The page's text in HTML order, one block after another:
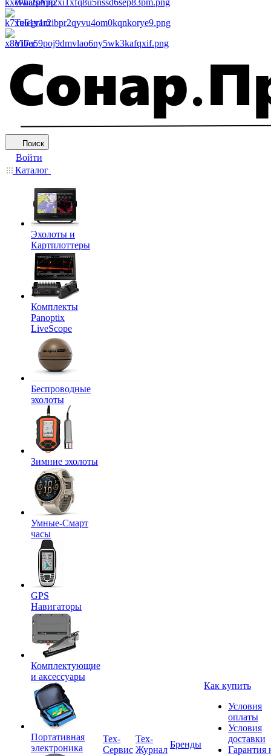
WhatsApp
Telegram
Viber
Поиск
Войти
Каталог
Эхолоты и
Картплоттеры
Комплекты
Panoptix
LiveScope
Беспроводные
эхолоты
Зимние эхолоты
Умные-Смарт
часы
GPS
Навигаторы
Комплектующие
и аксессуары
Портативная
электроника
Tex-
Сервис
Тех-
Журнал
Бренды
Как купить
Условия
оплаты
Условия
доставки
Гарантия